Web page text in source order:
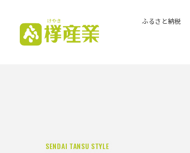
ふるさと納税
SENDAI TANSU STYLE